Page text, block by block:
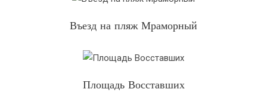
Въезд на пляж Мраморный
Площадь Восставших